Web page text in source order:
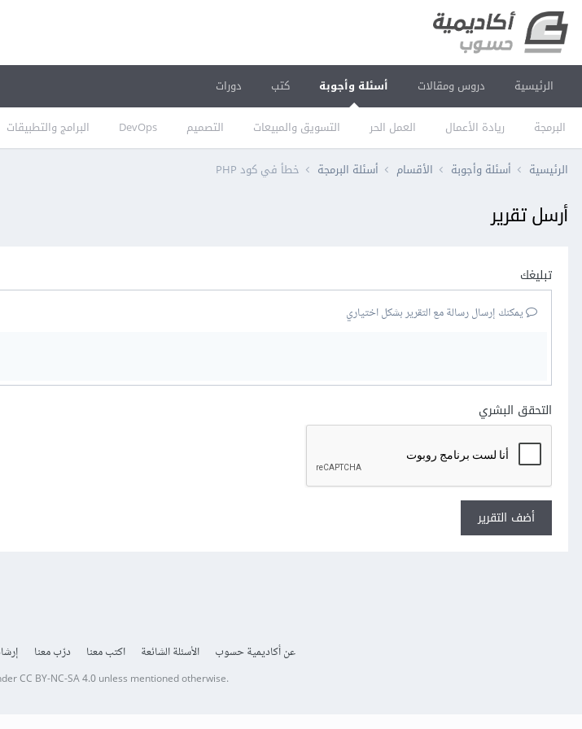
الرئيسية دروس ومقالات أسئلة وأجوبة
البرمجة ريادة الأعمال العمل الحر التسويق والمبيعات التصميم DevOps البرامج والتطبيقات
كتب دورات
الرئيسية أسئلة وأجوبة الأقسام أسئلة البرمجة خطأ في كود PHP
أرسل تقرير
تبليغك
يمكنك إرسال رسالة مع التقرير بشكل اختياري
التحقق البشري
أضف التقرير
عن أكاديمية حسوب الأسئلة الشائعة اكتب معنا درّب معنا
CC BY-NC-SA 4.0unless mentioned otherwise.